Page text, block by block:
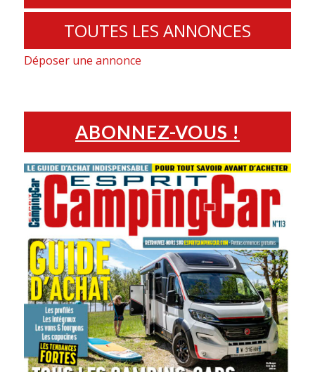
TOUTES LES ANNONCES
Déposer une annonce
ABONNEZ-VOUS !